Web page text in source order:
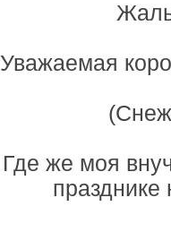
Уважаемая
Где же моя
празднике